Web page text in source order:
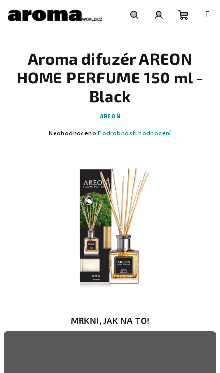
obsah
košík
Aroma difuzér AREON
HOME PERFUME 150 ml -
Black
AREON
Průměrné
hvězdiček.
Neohodnoceno Podrobnosti hodnocení
MRKNI, JAK NA TO!